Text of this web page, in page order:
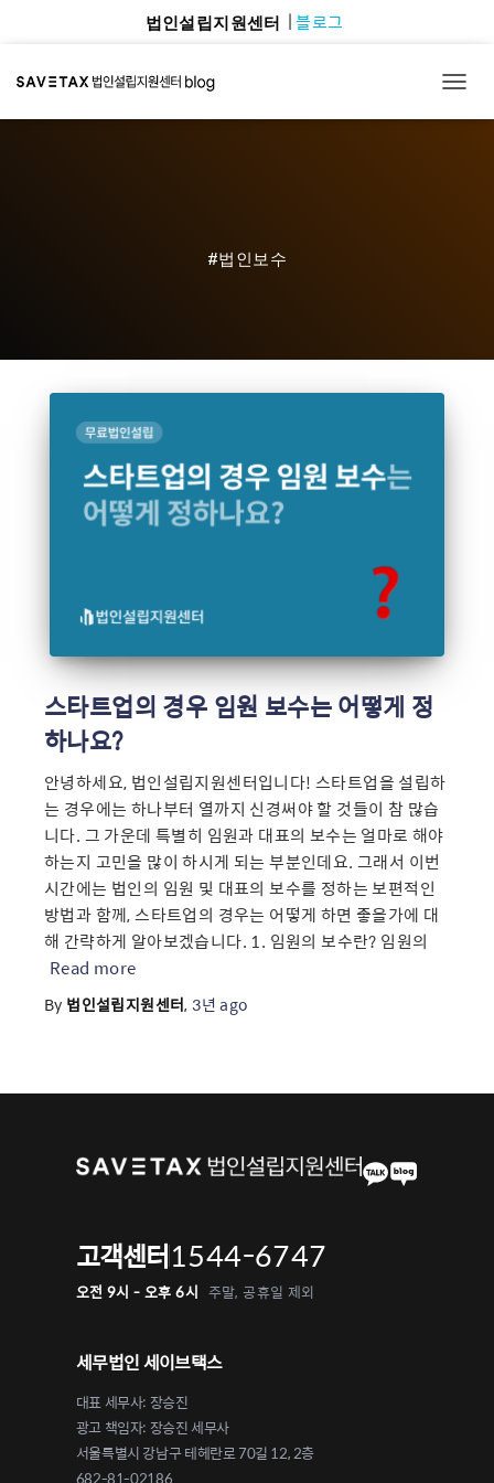
법인설립지원센터 블로그
#법인보수
스타트업의 경우 임원 보수는 어떻게 정
하나요?
안녕하세요, 법인설립지원센터입니다! 스타트업을 설립하
는 경우에는 하나부터 열까지 신경써야 할 것들이 참 많습
니다. 그 가운데 특별히 임원과 대표의 보수는 얼마로 해야
하는지 고민을 많이 하시게 되는 부분인데요. 그래서 이번
시간에는 법인의 임원 및 대표의 보수를 정하는 보편적인
방법과 함께, 스타트업의 경우는 어떻게 하면 좋을가에 대
해 간략하게 알아보겠습니다. 1. 임원의 보수란? 임원의
Read more
By 법인설립지원센터,3년 ago
고객센터1544-6747
오전 9시 - 오후 6시 주말, 공휴일 제외
세무법인 세이브택스
대표 세무사: 장승진
광고 책임자: 장승진 세무사
서울특별시 강남구 테헤란로 70길 12, 2층
682-81-02186